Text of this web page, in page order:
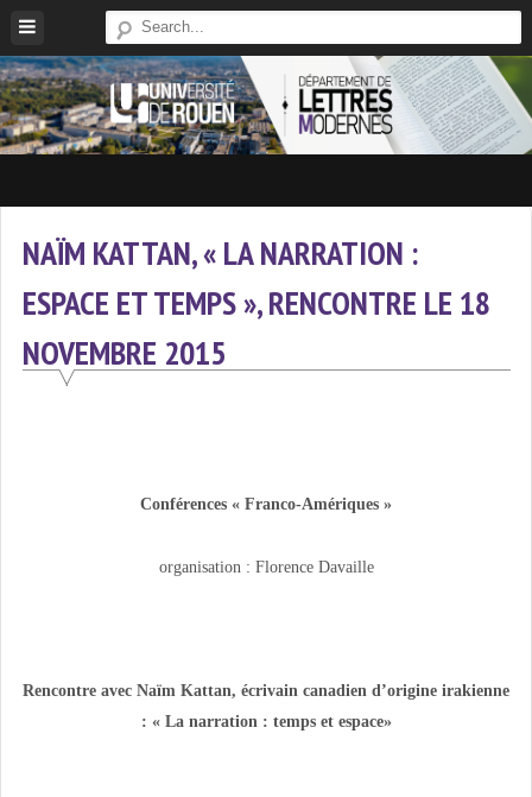
content
NAÏM KATTAN, « LA NARRATION :
ESPACE ET TEMPS », RENCONTRE LE 18
NOVEMBRE 2015
Conférences « Franco-Amériques »
organisation : Florence Davaille
Rencontre avec Naïm Kattan, écrivain canadien d’origine irakienne
: « La narration : temps et espace»